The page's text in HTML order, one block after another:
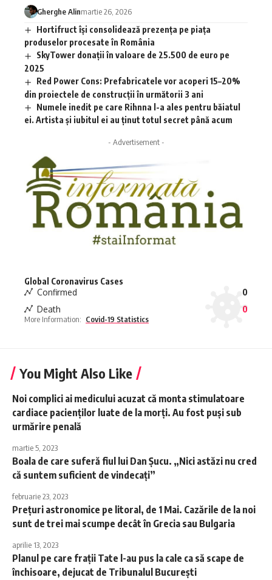
Gherghe Alinmartie 26, 2026
Hortifruct își consolidează prezența pe piața
produselor procesate în România
SkyTower donații în valoare de 25.500 de euro pe
2025
Red Power Cons: Prefabricatele vor acoperi 15–20%
din proiectele de construcții în următorii 3 ani
Numele inedit pe care Rihnna l-a ales pentru băiatul
ei. Artista și iubitul ei au ținut totul secret până acum
- Advertisement -
Global Coronavirus Cases
Confirmed
0
Death
0
More Information: Covid-19 Statistics
You Might Also Like
Noi complici ai medicului acuzat că monta stimulatoare
cardiace pacienților luate de la morți. Au fost puși sub
urmărire penală
martie 5, 2023
Boala de care suferă fiul lui Dan Șucu. „Nici astăzi nu cred
că suntem suficient de vindecați”
februarie 23, 2023
Prețuri astronomice pe litoral, de 1 Mai. Cazările de la noi
sunt de trei mai scumpe decât în Grecia sau Bulgaria
aprilie 13, 2023
Planul pe care frații Tate l-au pus la cale ca să scape de
închisoare, dejucat de Tribunalul București